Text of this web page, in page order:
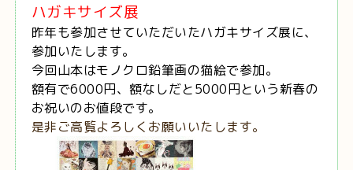
ハガキサイズ展
昨年も参加させていただいたハガキサイズ展に、
参加いたします。
今回山本はモノクロ鉛筆画の猫絵で参加。
額有で6000円、額なしだと5000円という新春の
お祝いのお値段です。
是非ご高覧よろしくお願いいたします。